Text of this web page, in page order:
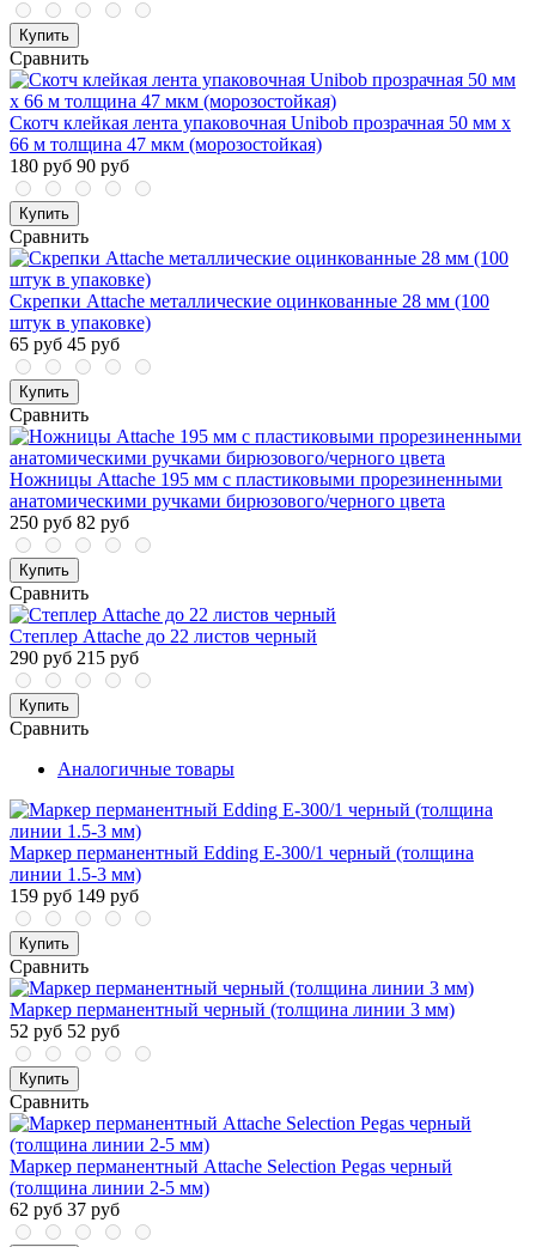
Купить
Сравнить
Скотч клейкая лента упаковочная Unibob прозрачная 50 мм x
66 м толщина 47 мкм (морозостойкая)
180 руб 90 руб
Купить
Сравнить
Скрепки Attache металлические оцинкованные 28 мм (100
штук в упаковке)
65 руб 45 руб
Купить
Сравнить
Ножницы Attache 195 мм с пластиковыми прорезиненными
анатомическими ручками бирюзового/черного цвета
250 руб 82 руб
Купить
Сравнить
Степлер Attache до 22 листов черный
290 руб 215 руб
Купить
Сравнить
Аналогичные товары
Маркер перманентный Edding E-300/1 черный (толщина
линии 1.5-3 мм)
159 руб 149 руб
Купить
Сравнить
Маркер перманентный черный (толщина линии 3 мм)
52 руб 52 руб
Купить
Сравнить
Маркер перманентный Attache Selection Pegas черный
(толщина линии 2-5 мм)
62 руб 37 руб